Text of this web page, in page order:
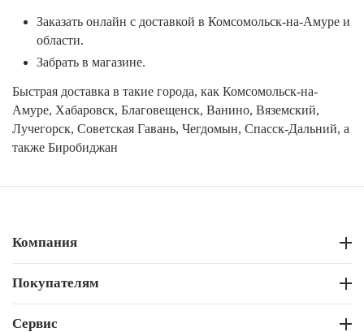
Заказать онлайн с доставкой в Комсомольск-на-Амуре и
области.
Забрать в магазине.
Быстрая доставка в такие города, как Комсомольск-на-
Амуре, Хабаровск, Благовещенск, Ванино, Вяземский,
Лучегорск, Советская Гавань, Чегдомын, Спасск-Дальний, а
также Биробиджан
Компания
Покупателям
Сервис